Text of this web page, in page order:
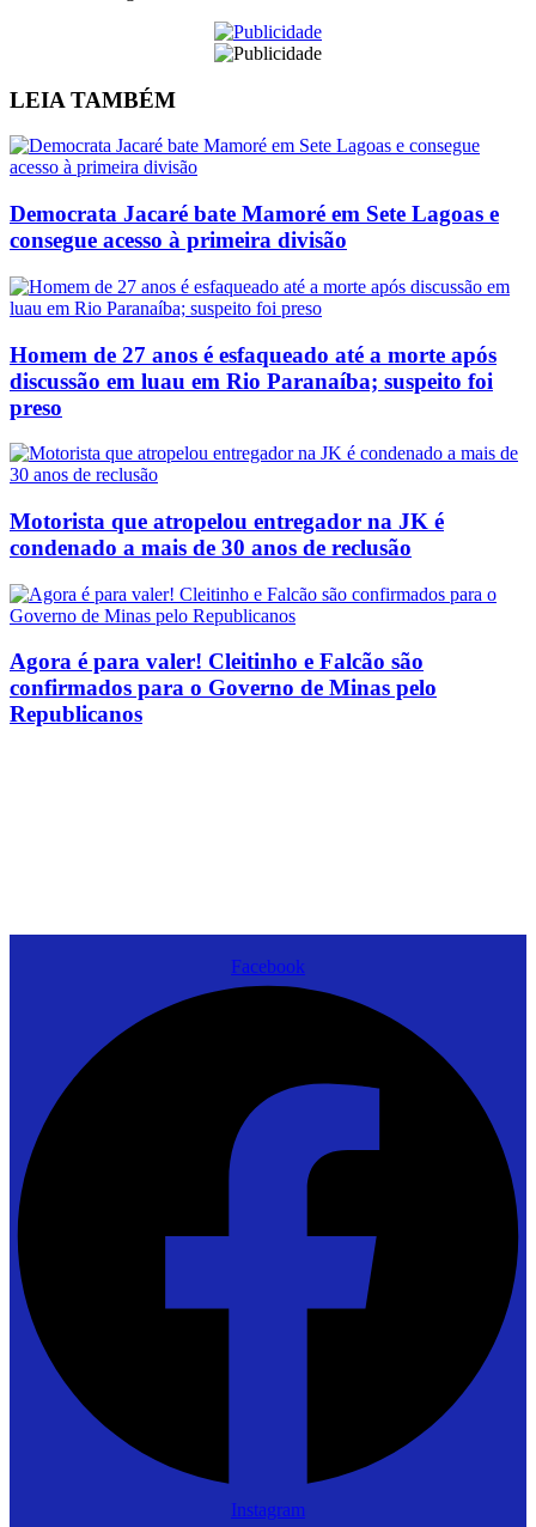
LEIA TAMBÉM
Democrata Jacaré bate Mamoré em Sete Lagoas e
consegue acesso à primeira divisão
Homem de 27 anos é esfaqueado até a morte após
discussão em luau em Rio Paranaíba; suspeito foi
preso
Motorista que atropelou entregador na JK é
condenado a mais de 30 anos de reclusão
Agora é para valer! Cleitinho e Falcão são
confirmados para o Governo de Minas pelo
Republicanos
Facebook
Instagram